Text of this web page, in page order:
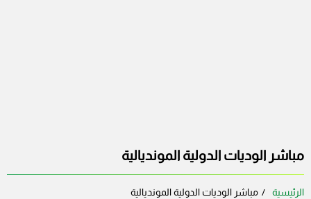
مباشر الوديات الدولية المونديالية
الرئيسية مباشر الوديات الدولية المونديالية